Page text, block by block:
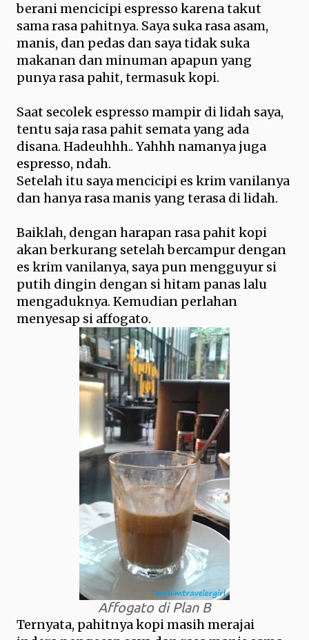
berani mencicipi espresso karena takut
sama rasa pahitnya. Saya suka rasa asam,
manis, dan pedas dan saya tidak suka
makanan dan minuman apapun yang
punya rasa pahit, termasuk kopi.
Saat secolek espresso mampir di lidah saya,
tentu saja rasa pahit semata yang ada
disana. Hadeuhhh.. Yahhh namanya juga
espresso, ndah.
Setelah itu saya mencicipi es krim vanilanya
dan hanya rasa manis yang terasa di lidah.
Baiklah, dengan harapan rasa pahit kopi
akan berkurang setelah bercampur dengan
es krim vanilanya, saya pun mengguyur si
putih dingin dengan si hitam panas lalu
mengaduknya. Kemudian perlahan
menyesap si affogato.
Affogato di Plan B
Ternyata, pahitnya kopi masih merajai